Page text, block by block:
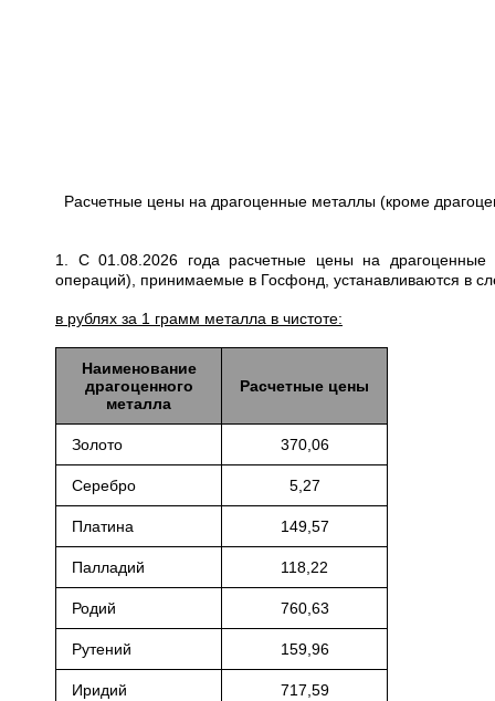
Расчетные цены на драгоценные металлы (кроме
1. С 01.08.2026 года расчетные цены на драгоценные
операций), принимаемые в Госфонд, устанавливаются в
в рублях за 1 грамм металла в чистоте:
Наименование
драгоценного
металла
Расчетные цены
Золото 370,06
Серебро 5,27
Платина 149,57
Палладий 118,22
Родий 760,63
Рутений 159,96
Иридий 717,59